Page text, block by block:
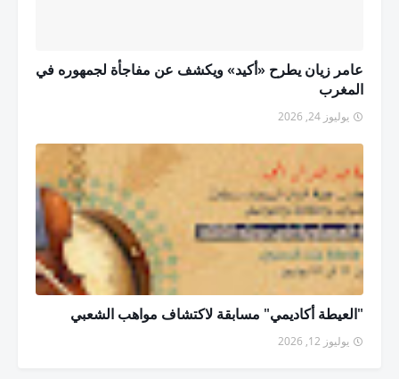
عامر زيان يطرح «أكيد» ويكشف عن مفاجأة لجمهوره في
المغرب
يوليوز 24, 2026
"العيطة أكاديمي" مسابقة لاكتشاف مواهب الشعبي
يوليوز 12, 2026